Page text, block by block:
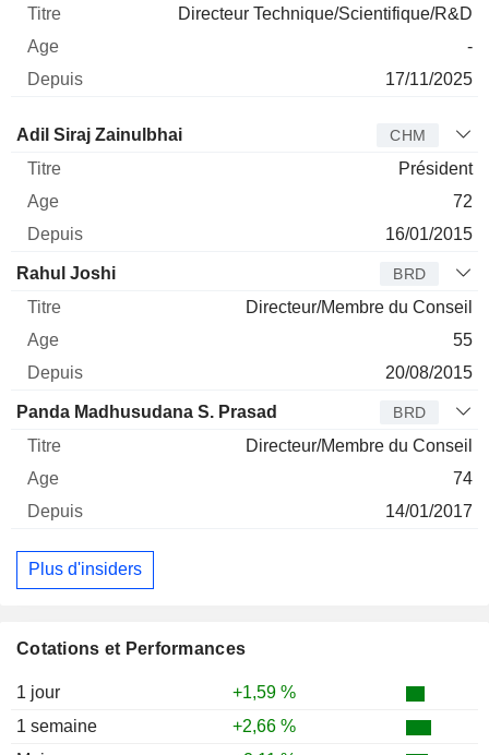
Cotations et Performances
1 jour
+1,59 %
1 semaine
+2,66 %
Directeur Technique/Scientifique/R&D
-
17/11/2025
Administrateur Titre
Adil Siraj Zainulbhai CHM
Président
72
16/01/2015
Rahul Joshi BRD
Directeur/Membre du Conseil
55
20/08/2015
Panda Madhusudana S. Prasad BRD
Directeur/Membre du Conseil
74
14/01/2017
Plus d'insiders